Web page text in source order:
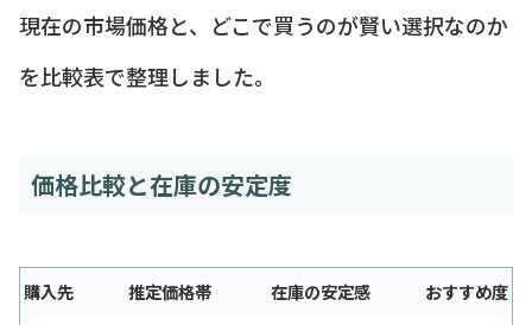
現在の市場価格と、どこで買うのが賢い選択なのか
を比較表で整理しました。
価格比較と在庫の安定度
購入先 推定価格帯 在庫の安定感 おすすめ度